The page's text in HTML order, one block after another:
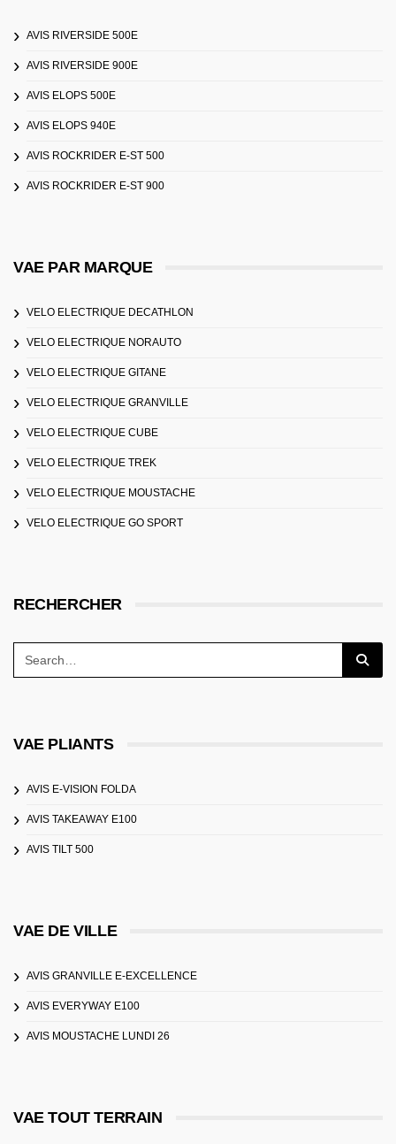
AVIS RIVERSIDE 500E
AVIS RIVERSIDE 900E
AVIS ELOPS 500E
AVIS ELOPS 940E
AVIS ROCKRIDER E-ST 500
AVIS ROCKRIDER E-ST 900
VAE PAR MARQUE
VELO ELECTRIQUE DECATHLON
VELO ELECTRIQUE NORAUTO
VELO ELECTRIQUE GITANE
VELO ELECTRIQUE GRANVILLE
VELO ELECTRIQUE CUBE
VELO ELECTRIQUE TREK
VELO ELECTRIQUE MOUSTACHE
VELO ELECTRIQUE GO SPORT
RECHERCHER
VAE PLIANTS
AVIS E-VISION FOLDA
AVIS TAKEAWAY E100
AVIS TILT 500
VAE DE VILLE
AVIS GRANVILLE E-EXCELLENCE
AVIS EVERYWAY E100
AVIS MOUSTACHE LUNDI 26
VAE TOUT TERRAIN